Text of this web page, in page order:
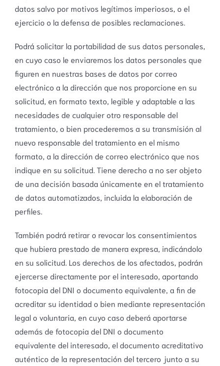
datos salvo por motivos legítimos imperiosos, o el
ejercicio o la defensa de posibles reclamaciones.
Podrá solicitar la portabilidad de sus datos personales,
en cuyo caso le enviaremos los datos personales que
figuren en nuestras bases de datos por correo
electrónico a la dirección que nos proporcione en su
solicitud, en formato texto, legible y adaptable a las
necesidades de cualquier otro responsable del
tratamiento, o bien procederemos a su transmisión al
nuevo responsable del tratamiento en el mismo
formato, a la dirección de correo electrónico que nos
indique en su solicitud. Tiene derecho a no ser objeto
de una decisión basada únicamente en el tratamiento
de datos automatizados, incluida la elaboración de
perfiles.
También podrá retirar o revocar los consentimientos
que hubiera prestado de manera expresa, indicándolo
en su solicitud. Los derechos de los afectados, podrán
ejercerse directamente por el interesado, aportando
fotocopia del DNI o documento equivalente, a fin de
acreditar su identidad o bien mediante representación
legal o voluntaria, en cuyo caso deberá aportarse
además de fotocopia del DNI o documento
equivalente del interesado, el documento acreditativo
auténtico de la representación del tercero junto a su